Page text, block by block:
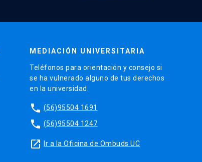
MEDIACIÓN UNIVERSITARIA
Teléfonos para orientación y consejo si
se ha vulnerado alguno de tus derechos
en la universidad.
phone (56)95504 1691
phone (56)95504 1247
launch Ir a la Oficina de Ombuds UC